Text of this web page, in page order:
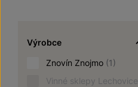
Výrobce
Znovín Znojmo (1)
Vinné sklepy Lechovice